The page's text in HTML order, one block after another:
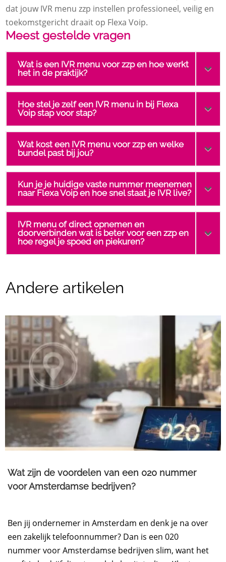
dat jouw IVR menu zzp instellen professioneel, veilig en
toekomstgericht draait op Flexa Voip.
Meest gestelde vragen
Wat is een IVR menu voor zzp en hoe werkt
het in de praktijk?
Hoe stel je zelf een IVR menu in bij Flexa
Voip stap voor stap?
Wat kost een IVR menu voor zzp en welke
bundel past bij jou?
Kun je je huidige vaste nummer meenemen
naar Flexa Voip en hoe snel staat je IVR live?
IVR menu of direct opnemen en
doorverbinden wat is beter voor een zzp en
hoe regel je spoed en piekuren?
Andere artikelen
Wat zijn de voordelen van een 020 nummer
voor Amsterdamse bedrijven?
Ben jij ondernemer in Amsterdam en denk je na over
een zakelijk telefoonnummer? Dan is een 020
nummer voor Amsterdamse bedrijven slim, want het